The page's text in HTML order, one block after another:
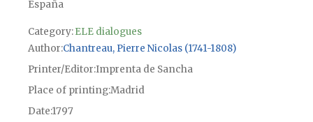
España
Category:ELE dialogues
Author Chantreau, Pierre Nicolas (1741-1808)
Printer/Editor Imprenta de Sancha
Place of printingMadrid
Date1797